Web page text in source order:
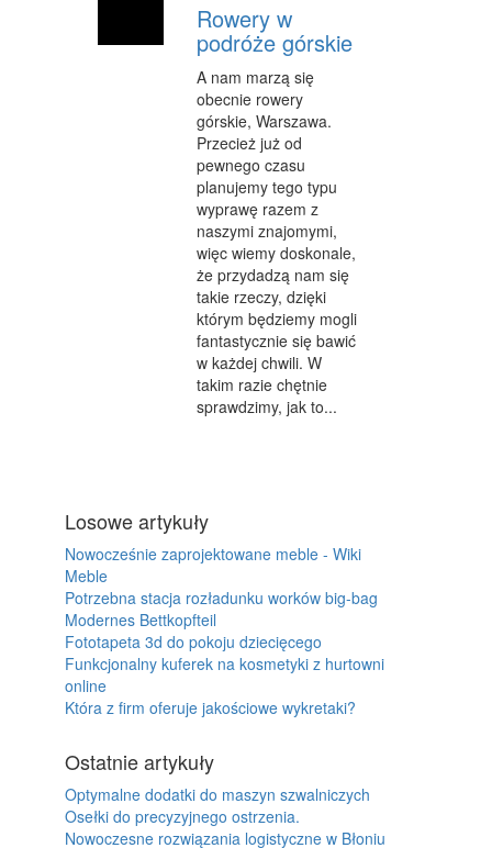
Rowery w
podróże górskie
A nam marzą się
obecnie rowery
górskie, Warszawa.
Przecież już od
pewnego czasu
planujemy tego typu
wyprawę razem z
naszymi znajomymi,
więc wiemy doskonale,
że przydadzą nam się
takie rzeczy, dzięki
którym będziemy mogli
fantastycznie się bawić
w każdej chwili. W
takim razie chętnie
sprawdzimy, jak to...
Losowe artykuły
Nowocześnie zaprojektowane meble - Wiki
Meble
Potrzebna stacja rozładunku worków big-bag
Modernes Bettkopfteil
Fototapeta 3d do pokoju dziecięcego
Funkcjonalny kuferek na kosmetyki z hurtowni
online
Która z firm oferuje jakościowe wykretaki?
Ostatnie artykuły
Optymalne dodatki do maszyn szwalniczych
Osełki do precyzyjnego ostrzenia.
Nowoczesne rozwiązania logistyczne w Błoniu